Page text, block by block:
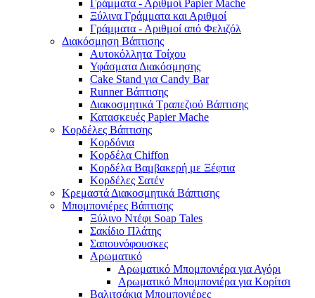
Γράμματα - Αριθμοί Papier Mache
Ξύλινα Γράμματα και Αριθμοί
Γράμματα - Αριθμοί από Φελιζόλ
Διακόσμηση Βάπτισης
Αυτοκόλλητα Τοίχου
Υφάσματα Διακόσμησης
Cake Stand για Candy Bar
Runner Βάπτισης
Διακοσμητικά Τραπεζιού Βάπτισης
Κατασκευές Papier Mache
Κορδέλες Βάπτισης
Κορδόνια
Κορδέλα Chiffon
Κορδέλα Βαμβακερή με Ξέφτια
Κορδέλες Σατέν
Κρεμαστά Διακοσμητικά Βάπτισης
Μπομπονιέρες Βάπτισης
Ξύλινο Ντέφι Soap Tales
Σακίδιο Πλάτης
Σαπουνόφουσκες
Αρωματικό
Αρωματικό Μπομπονιέρα για Αγόρι
Αρωματικό Μπομπονιέρα για Κορίτσι
Βαλιτσάκια Μπομπονιέρες